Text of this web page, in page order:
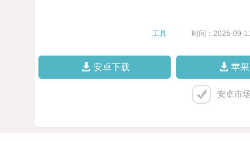
工具 时间：2025-09-11
安卓下载 苹
安卓市